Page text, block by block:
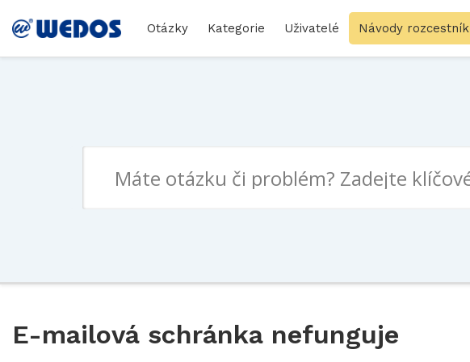
Otázky Kategorie Uživatelé Návody rozcestník
E-mailová schránka nefunguje